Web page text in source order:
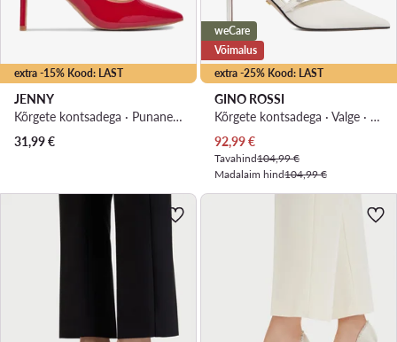
extra -15% Kood: LAST
JENNY
Kõrgete kontsadega · Punane · 8 cm
31,99€
extra -25% Kood: LAST
weCare
Võimalus
GINO ROSSI
Kõrgete kontsadega · Valge · 9 cm
Praegune hind
92,99€
Tavahind104,99 €
Madalaim hind104,99 €